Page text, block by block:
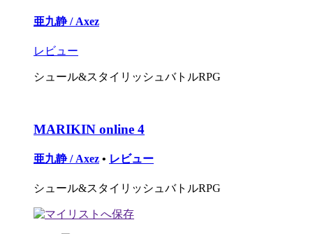
亜九静 / Axez
レビュー
シュール&スタイリッシュバトルRPG
MARIKIN online 4
亜九静 / Axez • レビュー
シュール&スタイリッシュバトルRPG